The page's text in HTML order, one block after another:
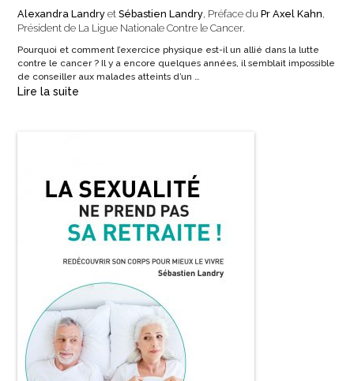
Alexandra Landryet Sébastien Landry, Préface du Pr Axel Kahn,
Président de La Ligue Nationale Contre le Cancer.
Pourquoi et comment l’exercice physique est-il un allié dans la lutte
contre le cancer ? Il y a encore quelques années, il semblait impossible
de conseiller aux malades atteints d’un …
Lire la suite